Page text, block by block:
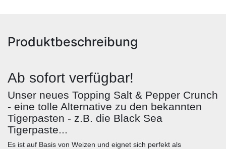
Produktbeschreibung
Ab sofort verfügbar!
Unser neues Topping Salt & Pepper Crunch
- eine tolle Alternative zu den bekannten
Tigerpasten - z.B. die Black Sea
Tigerpaste...
Es ist auf Basis von Weizen und eignet sich perfekt als